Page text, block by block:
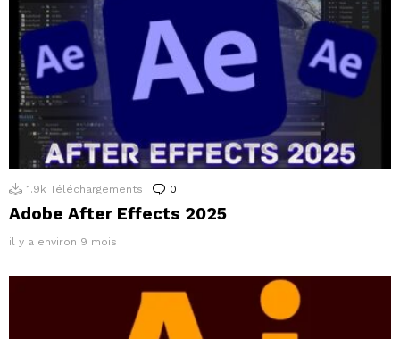
1.9k Téléchargements 0
Adobe After Effects 2025
il y a environ 9 mois